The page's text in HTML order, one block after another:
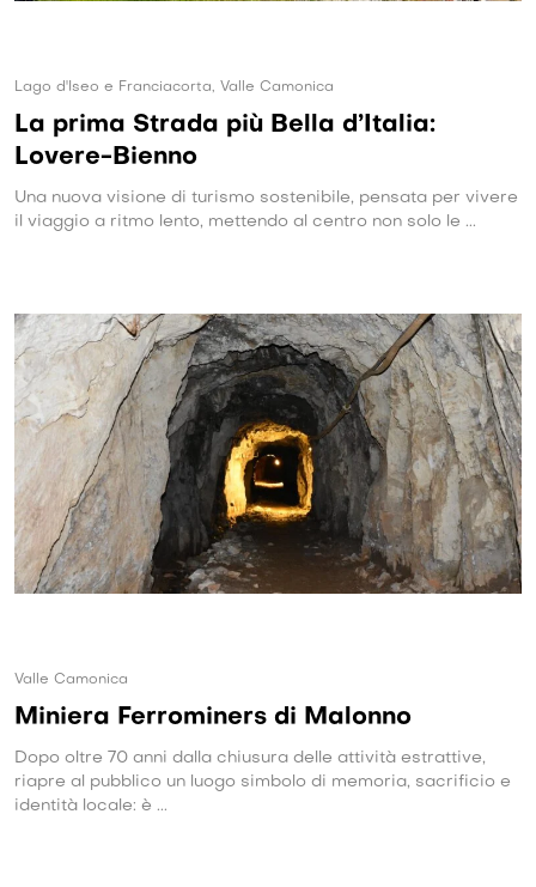
Lago d'Iseo e Franciacorta, Valle Camonica
La prima Strada più Bella d’Italia:
Lovere-Bienno
Una nuova visione di turismo sostenibile, pensata per vivere
il viaggio a ritmo lento, mettendo al centro non solo le ...
Valle Camonica
Miniera Ferrominers di Malonno
Dopo oltre 70 anni dalla chiusura delle attività estrattive,
riapre al pubblico un luogo simbolo di memoria, sacrificio e
identità locale: è ...